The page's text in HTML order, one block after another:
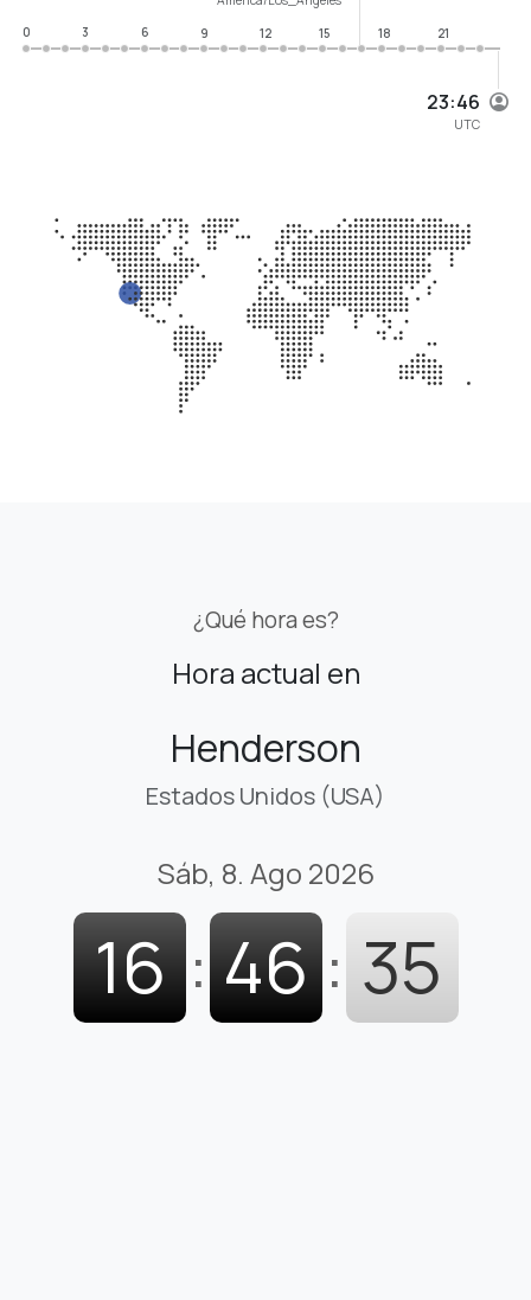
23:46
UTC
0
3 6 9 12 15 18 21
¿Qué hora es?
Hora actual en
Henderson
Estados Unidos (USA)
Sáb, 8. Ago 2026
16 : 46 : 36